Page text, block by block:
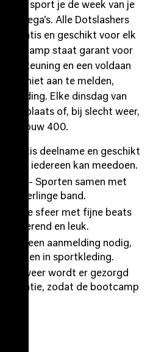
Biko sport je de week van je
collega's. Alle Dotslashers
is gratis en geschikt voor elk
bootcamp staat garant voor
en een voldaan
je niet aan te melden,
Elke dinsdag van
of, bij slecht weer,
gebouw 400.
- Gratis deelname en geschikt
iedereen kan meedoen.
- Sporten samen met
onderlinge band.
- Leuke sfeer met fijne beats
en leuk.
- Geen aanmelding nodig,
in sportkleding.
weer wordt er gezorgd
locatie, zodat de bootcamp